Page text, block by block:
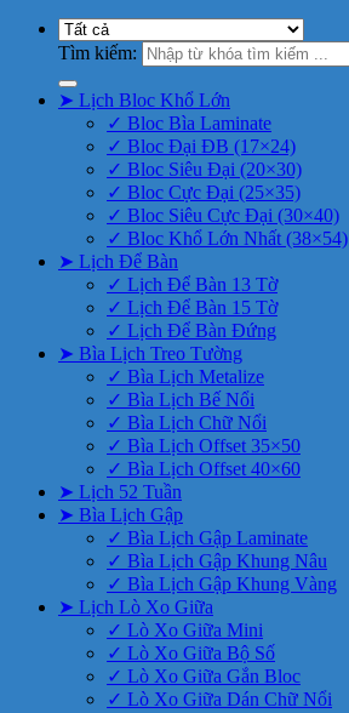
Tìm kiếm:
➤ Lịch Bloc Khổ Lớn
✓ Bloc Bìa Laminate
✓ Bloc Đại ĐB (17×24)
✓ Bloc Siêu Đại (20×30)
✓ Bloc Cực Đại (25×35)
✓ Bloc Siêu Cực Đại (30×40)
✓ Bloc Khổ Lớn Nhất (38×54)
➤ Lịch Để Bàn
✓ Lịch Để Bàn 13 Tờ
✓ Lịch Để Bàn 15 Tờ
✓ Lịch Để Bàn Đứng
➤ Bìa Lịch Treo Tường
✓ Bìa Lịch Metalize
✓ Bìa Lịch Bế Nổi
✓ Bìa Lịch Chữ Nổi
✓ Bìa Lịch Offset 35×50
✓ Bìa Lịch Offset 40×60
➤ Lịch 52 Tuần
➤ Bìa Lịch Gập
✓ Bìa Lịch Gập Laminate
✓ Bìa Lịch Gập Khung Nâu
✓ Bìa Lịch Gập Khung Vàng
➤ Lịch Lò Xo Giữa
✓ Lò Xo Giữa Mini
✓ Lò Xo Giữa Bộ Số
✓ Lò Xo Giữa Gắn Bloc
✓ Lò Xo Giữa Dán Chữ Nổi